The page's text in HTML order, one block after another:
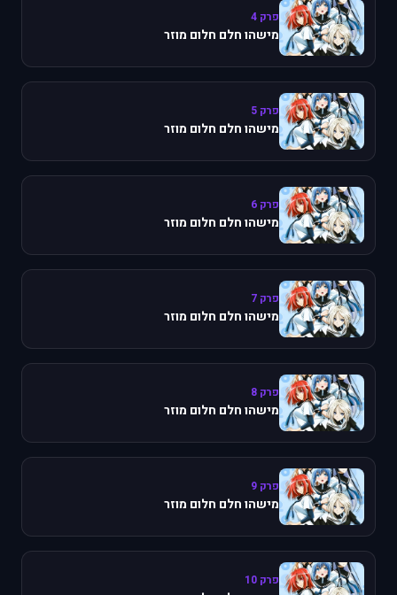
פרק 4
מישהו חלם חלום מוזר
פרק 5
מישהו חלם חלום מוזר
פרק 6
מישהו חלם חלום מוזר
פרק 7
מישהו חלם חלום מוזר
פרק 8
מישהו חלם חלום מוזר
פרק 9
מישהו חלם חלום מוזר
פרק 10